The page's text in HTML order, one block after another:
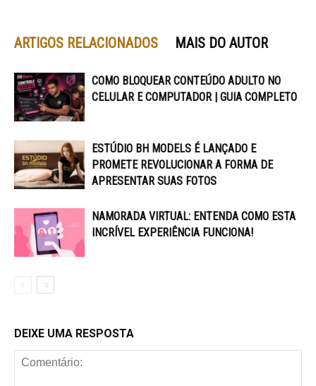
ARTIGOS RELACIONADOS MAIS DO AUTOR
COMO BLOQUEAR CONTEÚDO ADULTO NO
CELULAR E COMPUTADOR | GUIA COMPLETO
ESTÚDIO BH MODELS É LANÇADO E
PROMETE REVOLUCIONAR A FORMA DE
APRESENTAR SUAS FOTOS
NAMORADA VIRTUAL: ENTENDA COMO ESTA
INCRÍVEL EXPERIÊNCIA FUNCIONA!
DEIXE UMA RESPOSTA